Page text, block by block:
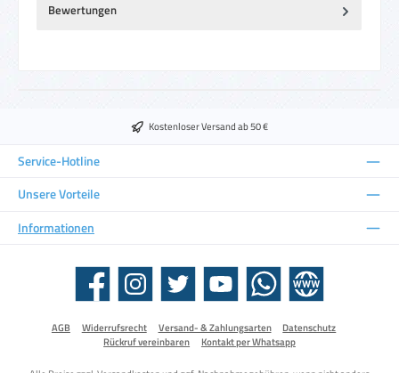
Bewertungen
Kostenloser Versand ab 50 €
Service-Hotline
Unsere Vorteile
Informationen
Facebook Instagram Twitter YouTube WhatsApp Website
AGB Widerrufsrecht Versand- & Zahlungsarten
Datenschutz
Rückruf vereinbaren
Kontakt per Whatsapp